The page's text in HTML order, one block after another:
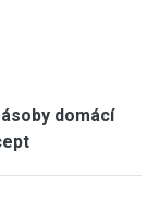
domácí